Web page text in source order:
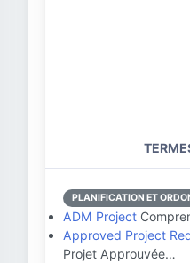
PLANIFICATION ET
ADM Project
Approved Project
Projet Approuvée…